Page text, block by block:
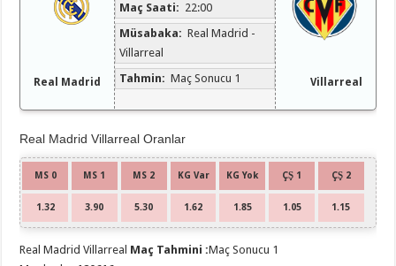
Real Madrid
Maç Saati: 22:00
Müsabaka: Real Madrid -
Villarreal
Tahmin: Maç Sonucu 1 Villarreal
Real Madrid Villarreal Oranlar
MS 0 MS 1 MS 2 KG Var KG Yok ÇŞ 1 ÇŞ 2
1.32 3.90 5.30 1.62 1.85 1.05 1.15
Real Madrid Villarreal Maç Tahmini :Maç Sonucu 1